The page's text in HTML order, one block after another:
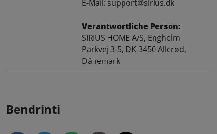
E-Mail: support@sirius.dk
Verantwortliche Person:
SIRIUS HOME A/S, Engholm
Parkvej 3-5, DK-3450 Allerød,
Dänemark
Bendrinti